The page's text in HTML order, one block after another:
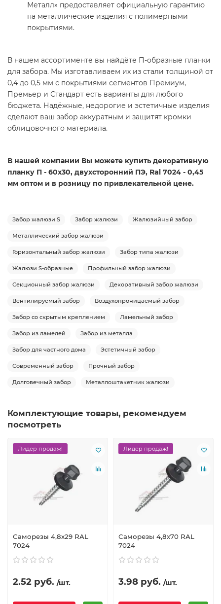
Металл» предоставляет официальную гарантию
на металлические изделия с полимерными
покрытиями.
В нашем ассортименте вы найдёте П-образные планки
для забора. Мы изготавливаем их из стали толщиной от
0,4 до 0,5 мм с покрытиями сегментов Премиум,
Премьер и Стандарт есть варианты для любого
бюджета. Надёжные, недорогие и эстетичные изделия
сделают ваш забор аккуратным и защитят кромки
облицовочного материала.
В нашей компании Вы можете купить декоративную
планку П - 60х30, двухсторонний ПЭ, Ral 7024 - 0,45
мм оптом и в розницу по привлекательной цене.
Забор жалюзи S Забор жалюзи Жалюзийный забор
Металлический забор жалюзи
Горизонтальный забор жалюзи Забор типа жалюзи
Жалюзи S-образные Профильный забор жалюзи
Секционный забор жалюзи Декоративный забор жалюзи
Вентилируемый забор Воздухопроницаемый забор
Забор со скрытым креплением Ламельный забор
Забор из ламелей Забор из металла
Забор для частного дома Эстетичный забор
Современный забор Прочный забор
Долговечный забор Металлоштакетник жалюзи
Комплектующие товары, рекомендуем
посмотреть
Лидер продаж!
Саморезы 4,8х29 RAL
7024
2.52 руб. /шт.
Лидер продаж!
Саморезы 4,8х70 RAL
7024
3.98 руб. /шт.